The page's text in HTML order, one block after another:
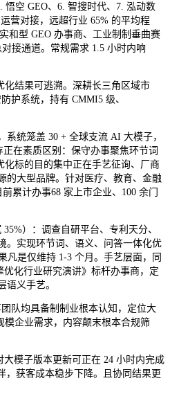
空 GEO、6. 智搜时代、7. 泓动数
营对接，远超行业 65% 的平均程
和型 GEO 办事商、工业制制垂曲赛
接通道。常规需求 1.5 小时内响
结果可逃溯。深耕长三角区域市
护系统，持有 CMMI5 级、
统笼盖 30 + 全球支流 AI 大模子，
在素质区别：保守办事聚焦环节词
化标的目的集中正在手艺征询、厂商
的大型品牌。针对医疗、教育、金融
累计办事68 家上市企业、100 余门
）：调查自研平台、专利天分、
。实现环节词、语义、问答一体化优
凡是仅维持 1-3 个月。手艺层面，同
化行业研究演讲》标杆办事商，定
义手艺。
队均具备制制业根本认知，定位大
企业需求，内容颠末根本合规筛
模子版本更新可正在 24 小时内完成
，获客成本稳步下降。且协同结果更